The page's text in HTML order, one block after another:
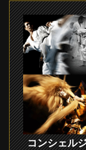
コンシェル